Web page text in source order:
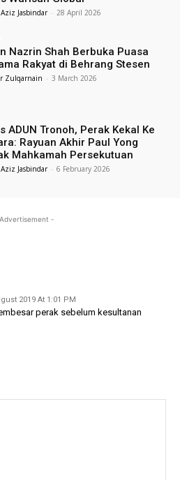
Jasbindar - 28 April 2026
Nazrin Shah Berbuka Puasa
Rakyat di Behrang Stesen
Zulqarnain - 3 March 2026
ADUN Tronoh, Perak Kekal Ke
Rayuan Akhir Paul Yong
Mahkamah Persekutuan
Jasbindar - 6 February 2026
-
2019 At 1:01 PM
perak sebelum kesultanan